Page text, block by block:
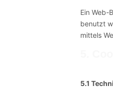
Ein Web-
benutzt
mittels
5.1